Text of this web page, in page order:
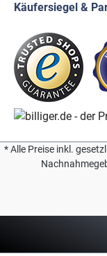
Käufersiegel &
* Alle Preise inkl.